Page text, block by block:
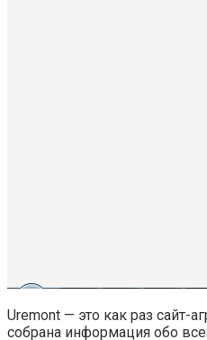
Uremont — это как раз сайт-
собрана информация обо